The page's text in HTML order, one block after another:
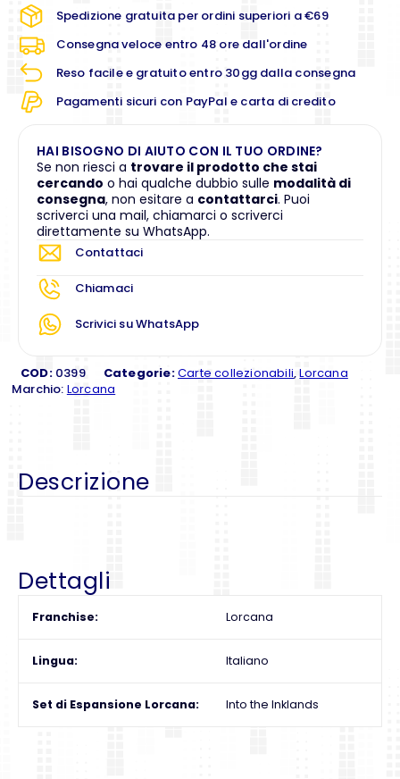
Spedizione gratuita per ordini superiori a €69
Consegna veloce entro 48 ore dall'ordine
Reso facile e gratuito entro 30gg dalla consegna
Pagamenti sicuri con PayPal e carta di credito
HAI BISOGNO DI AIUTO CON IL TUO ORDINE?
Se non riesci a trovare il prodotto che stai
cercando o hai qualche dubbio sulle modalità di
consegna, non esitare a contattarci. Puoi
scriverci una mail, chiamarci o scriverci
direttamente su WhatsApp.
Contattaci
Chiamaci
Scrivici su WhatsApp
COD: 0399 Categorie:Carte collezionabili,Lorcana
Marchio: Lorcana
Descrizione
Dettagli
Franchise Lorcana
Lingua Italiano
Set di Espansione Lorcana Into the Inklands